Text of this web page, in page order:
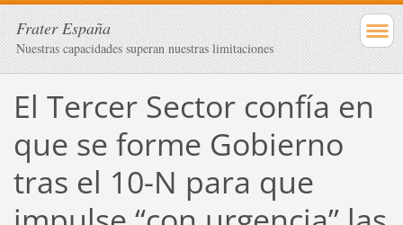
Frater España
Nuestras capacidades superan nuestras limitaciones
El Tercer Sector confía en
que se forme Gobierno
tras el 10-N para que